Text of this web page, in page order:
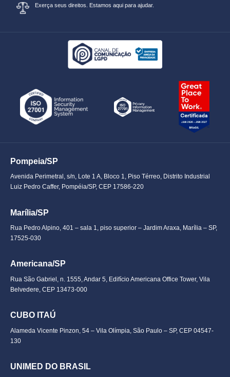
Exerça seus direitos. Estamos aqui para ajudar.
Pompeia/SP
Avenida Perimetral, s/n, Lote 1 A, Bloco 1, Piso Térreo, Distrito Industrial
Luiz Pedro Caffer, Pompéia/SP, CEP 17586-220
Marília/SP
Rua Pedro Alpino, 401 – sala 1, piso superior – Jardim Araxa, Marília – SP,
17525-030
Americana/SP
Rua São Gabriel, n. 1555, Andar 5, Edifício Americana Office Tower, Vila
Belvedere, CEP 13473-000
CUBO ITAÚ
Alameda Vicente Pinzon, 54 – Vila Olímpia, São Paulo – SP, CEP 04547-
130
UNIMED DO BRASIL